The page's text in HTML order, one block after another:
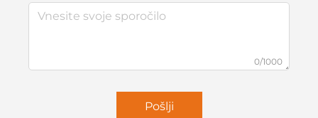
0/1000
Pošlji